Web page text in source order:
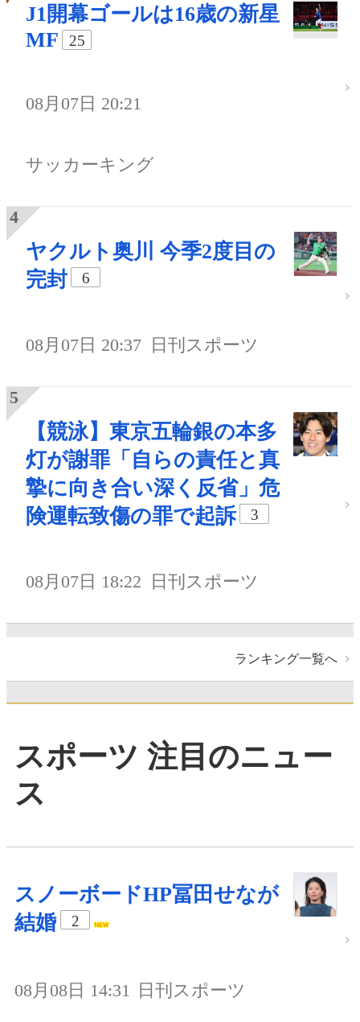
J1開幕ゴールは16歳の新星
MF
25
08月07日 20:21
サッカーキング
ヤクルト奥川 今季2度目の
完封
6
08月07日 20:37 日刊スポーツ
【競泳】東京五輪銀の本多
灯が謝罪「自らの責任と真
摯に向き合い深く反省」危
険運転致傷の罪で起訴
3
08月07日 18:22 日刊スポーツ
ランキング一覧へ
スポーツ 注目のニュー
ス
スノーボードHP冨田せなが
結婚
2
08月08日 14:31 日刊スポーツ